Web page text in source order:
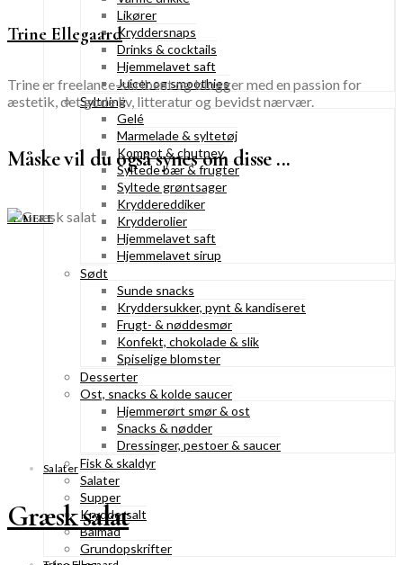
Likører
Kryddersnaps
Drinks & cocktails
Hjemmelavet saft
Juicer og smoothies
Syltning
Gelé
Marmelade & syltetøj
Kompot & chutney
Syltede bær & frugter
Syltede grøntsager
Kryddereddiker
Krydderolier
Hjemmelavet saft
Hjemmelavet sirup
Sødt
Sunde snacks
Kryddersukker, pynt & kandiseret
Frugt- & nøddesmør
Konfekt, chokolade & slik
Spiselige blomster
Desserter
Ost, snacks & kolde saucer
Hjemmerørt smør & ost
Snacks & nødder
Dressinger, pestoer & saucer
Fisk & skaldyr
Salater
Supper
Kryddersalt
Bålmad
Grundopskrifter
Trine Ellegaard
Trine er freelance-skribent og blogger med en passion for
æstetik, det gode liv, litteratur og bevidst nærvær.
Måske vil du også synes om disse ...
SE MERE
Salater
Græsk salat